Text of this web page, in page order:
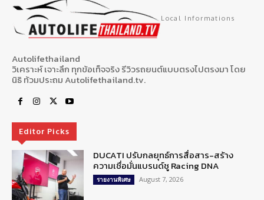
Local Informations
Autolifethailand
วิเคราะห์ เจาะลึก ทุกข้อเท็จจริง รีวิวรถยนต์แบบตรงไปตรงมา โดย
นิธิ ท้วมประถม Autolifethailand.tv.
Editor Picks
DUCATI ปรับกลยุทธ์การสื่อสาร-สร้าง
ความเชื่อมั่นแบรนด์ชู Racing DNA
รายงานพิเศษ August 7, 2026